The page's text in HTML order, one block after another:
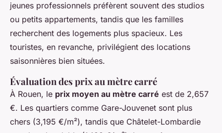
jeunes professionnels préfèrent souvent des studios
ou petits appartements, tandis que les familles
recherchent des logements plus spacieux. Les
touristes, en revanche, privilégient des locations
saisonnières bien situées.
Évaluation des prix au mètre carré
À Rouen, le prix moyen au mètre carré est de 2,657
€. Les quartiers comme Gare-Jouvenet sont plus
chers (3,195 €/m²), tandis que Châtelet-Lombardie